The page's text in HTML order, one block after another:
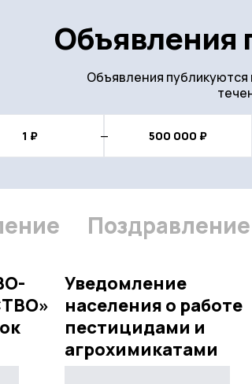
Объявления
Объявления публикуются
Поздравление
Уведомление
населения о работе
пестицидами и
агрохимикатами